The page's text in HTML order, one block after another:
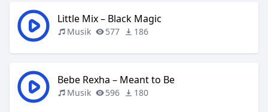
Little Mix – Black Magic
Musik 577 186
Bebe Rexha – Meant to Be
Musik 596 180